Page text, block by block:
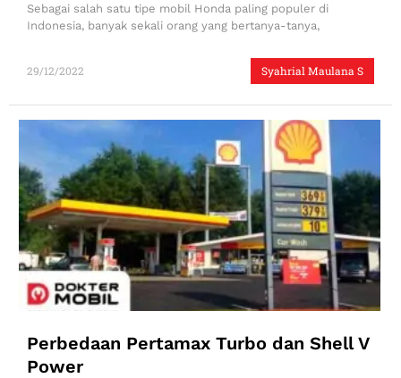
Syahrial Maulana S
29/12/2022
Sebagai salah satu tipe mobil Honda paling populer di
Indonesia, banyak sekali orang yang bertanya-tanya,
Perbedaan Pertamax Turbo dan Shell V
Power